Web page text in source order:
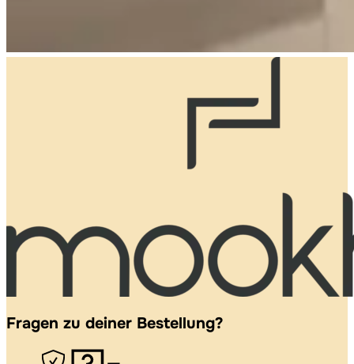
Fragen zu deiner Bestellung?